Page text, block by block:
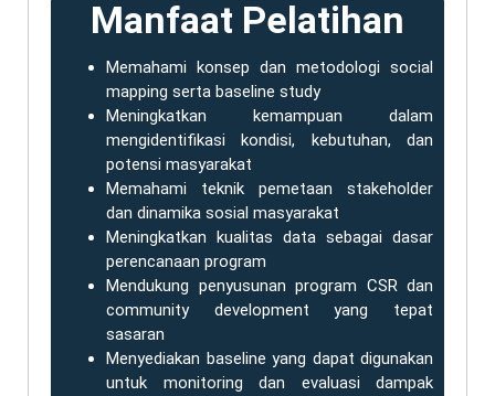
Manfaat Pelatihan
Memahami konsep dan metodologi social
mapping serta baseline study
Meningkatkan kemampuan dalam
mengidentifikasi kondisi, kebutuhan, dan
potensi masyarakat
Memahami teknik pemetaan stakeholder
dan dinamika sosial masyarakat
Meningkatkan kualitas data sebagai dasar
perencanaan program
Mendukung penyusunan program CSR dan
community development yang tepat
sasaran
Menyediakan baseline yang dapat digunakan
untuk monitoring dan evaluasi dampak